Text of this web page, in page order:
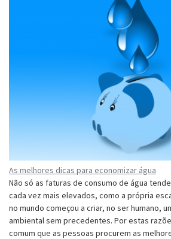
As melhores dicas para economizar água
Não só as faturas de consumo de água
cada vez mais elevados, como a própria
no mundo começou a criar, no ser humano,
ambiental sem precedentes. Por estas
comum que as pessoas procurem as